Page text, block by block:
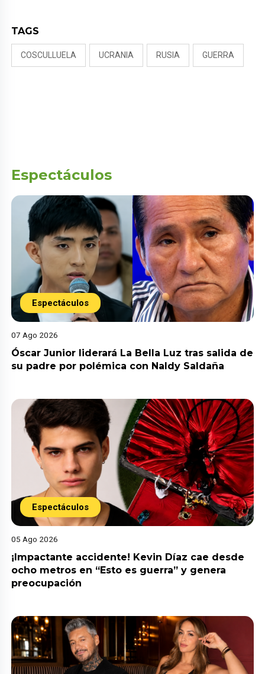
TAGS
COSCULLUELA UCRANIA RUSIA GUERRA
Espectáculos
Espectáculos
07 Ago 2026
Óscar Junior liderará La Bella Luz tras salida de
su padre por polémica con Naldy Saldaña
Espectáculos
05 Ago 2026
¡Impactante accidente! Kevin Díaz cae desde
ocho metros en “Esto es guerra” y genera
preocupación